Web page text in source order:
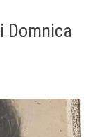
Domnica